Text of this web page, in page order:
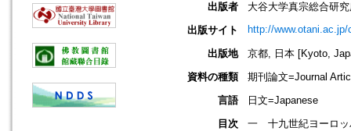
出版者
大谷大学真宗総合研
出版サイト
http://
出版地
京都, 日本 [Kyoto,
資料の種類
期刊論文=Journal
言語
日文=Japanese
目次
一 十九世紀ヨーロッ